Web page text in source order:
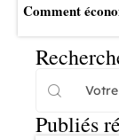
Comment
Publiés